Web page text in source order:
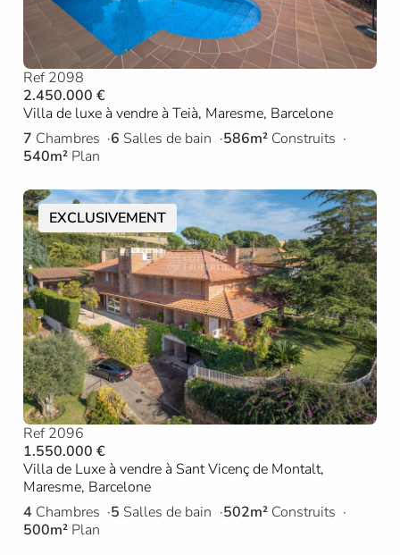
Ref 2098
2.450.000 €
Villa de luxe à vendre à Teià, Maresme, Barcelone
7 Chambres 6 Salles de bain 586m² Construits
540m² Plan
EXCLUSIVEMENT
Ref 2096
1.550.000 €
Villa de Luxe à vendre à Sant Vicenç de Montalt,
Maresme, Barcelone
4 Chambres 5 Salles de bain 502m² Construits
500m² Plan